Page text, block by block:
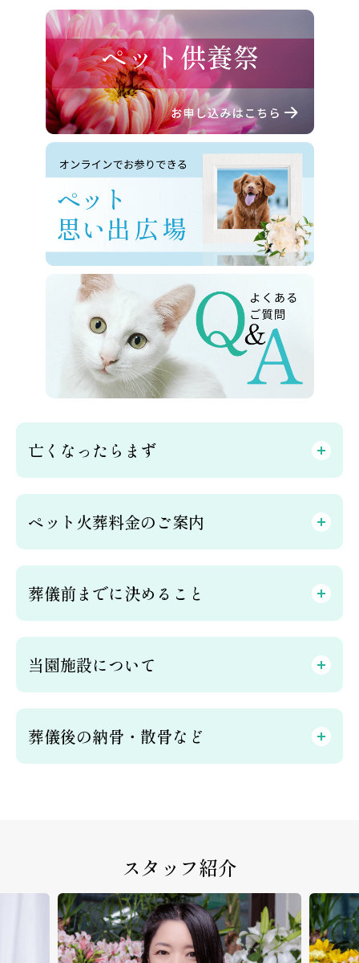
亡くなったらまず
ペット火葬料金のご案内
葬儀前までに決めること
当園施設について
葬儀後の納骨・散骨など
スタッフ紹介